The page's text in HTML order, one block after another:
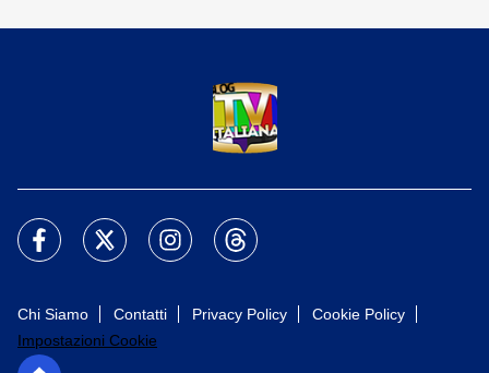
Chi Siamo Contatti Privacy Policy
Cookie Policy
Impostazioni Cookie